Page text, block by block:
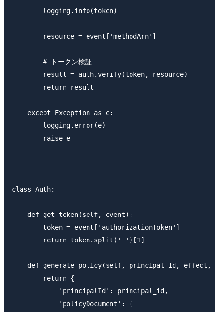
        logging.info(token)
        resource = event['methodArn']
        # トークン検証
        result = auth.verify(token, resource)
        return result
    except Exception as e:
        logging.error(e)
        raise e
class Auth:
    def get_token(self, event):
        token = event['authorizationToken']
        return token.split(' ')[1]
def generate_policy(self, principal_id, effect,
        return {
            'principalId': principal_id,
            'policyDocument': {